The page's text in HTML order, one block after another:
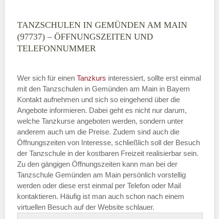
TANZSCHULEN IN GEMÜNDEN AM MAIN
(97737) – ÖFFNUNGSZEITEN UND
TELEFONNUMMER
Wer sich für einen Tanzkurs interessiert, sollte erst einmal
mit den Tanzschulen in Gemünden am Main in Bayern
Kontakt aufnehmen und sich so eingehend über die
Angebote informieren. Dabei geht es nicht nur darum,
welche Tanzkurse angeboten werden, sondern unter
anderem auch um die Preise. Zudem sind auch die
Öffnungszeiten von Interesse, schließlich soll der Besuch
der Tanzschule in der kostbaren Freizeit realisierbar sein.
Zu den gängigen Öffnungszeiten kann man bei der
Tanzschule Gemünden am Main persönlich vorstellig
werden oder diese erst einmal per Telefon oder Mail
kontaktieren. Häufig ist man auch schon nach einem
virtuellen Besuch auf der Website schlauer.